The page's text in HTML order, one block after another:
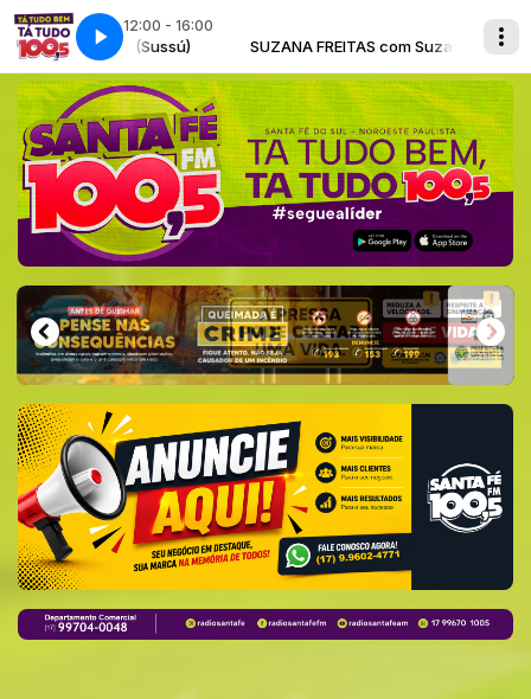
12:00 - 16:00
com Suzana (Sussú) SUZANA FREITAS com Suzana (Sussú)